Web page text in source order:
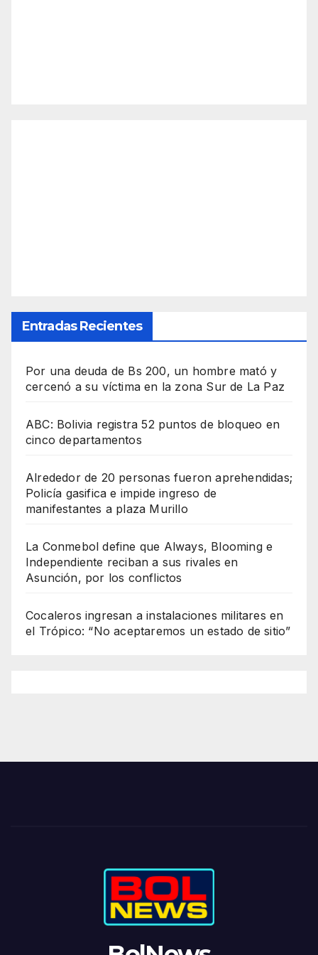
Entradas Recientes
Por una deuda de Bs 200, un hombre mató y
cercenó a su víctima en la zona Sur de La Paz
ABC: Bolivia registra 52 puntos de bloqueo en
cinco departamentos
Alrededor de 20 personas fueron aprehendidas;
Policía gasifica e impide ingreso de
manifestantes a plaza Murillo
La Conmebol define que Always, Blooming e
Independiente reciban a sus rivales en
Asunción, por los conflictos
Cocaleros ingresan a instalaciones militares en
el Trópico: “No aceptaremos un estado de sitio”